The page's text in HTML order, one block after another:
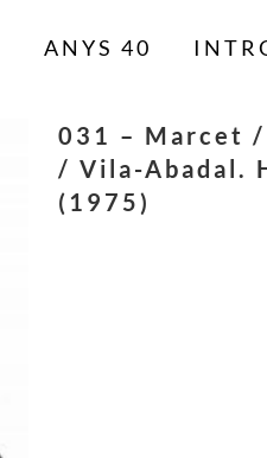
ANYS 40
031 – Marcet
/ Vila-Abadal.
(1975)